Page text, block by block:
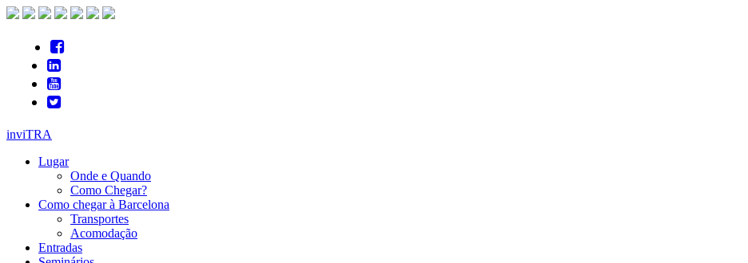
inviTRA
Lugar
Onde e Quando
Como Chegar?
Como chegar à Barcelona
Transportes
Acomodação
Entradas